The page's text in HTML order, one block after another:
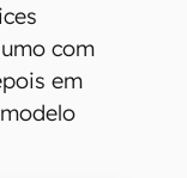
com
em